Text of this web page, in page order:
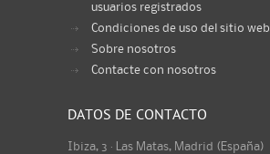
usuarios registrados
Condiciones de uso del sitio web
Sobre nosotros
Contacte con nosotros
DATOS DE CONTACTO
Ibiza, 3 · Las Matas, Madrid (España)